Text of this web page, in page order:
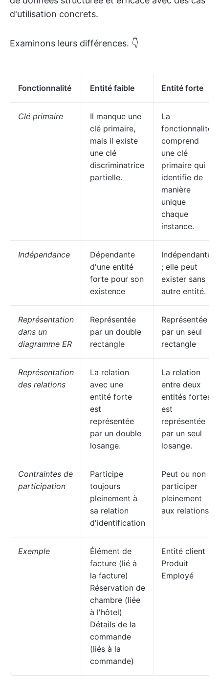
d'utilisation concrets.
Examinons leurs différences. 👇
Fonctionnalité Entité faible Entité forte
Clé primaire
Il manque une
clé primaire,
mais il existe
une clé
discriminatrice
partielle.
La
fonctionnalité
comprend
une clé
primaire qui
identifie de
manière
unique
chaque
instance.
Indépendance
Dépendante
d'une entité
forte pour son
existence
Indépendante
; elle peut
exister sans
autre entité.
Représentation
dans un
diagramme ER
Représentée
par un double
rectangle
Représentée
par un seul
rectangle
Représentation
des relations
La relation
avec une
entité forte
est
représentée
par un double
losange.
La relation
entre deux
entités fortes
est
représentée
par un seul
losange.
Contraintes de
participation
Participe
toujours
pleinement à
sa relation
d'identification
Peut ou non
participer
pleinement
aux relations
Exemple
Élément de
facture (lié à
la facture)
Réservation de
chambre (liée
à l'hôtel)
Détails de la
commande
(liés à la
commande)
Entité client
Produit
Employé